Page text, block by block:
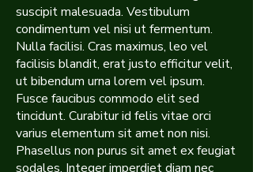
suscipit malesuada. Vestibulum
condimentum vel nisi ut fermentum.
Nulla facilisi. Cras maximus, leo vel
facilisis blandit, erat justo efficitur velit,
ut bibendum urna lorem vel ipsum.
Fusce faucibus commodo elit sed
tincidunt. Curabitur id felis vitae orci
varius elementum sit amet non nisi.
Phasellus non purus sit amet ex feugiat
sodales. Integer imperdiet diam nec